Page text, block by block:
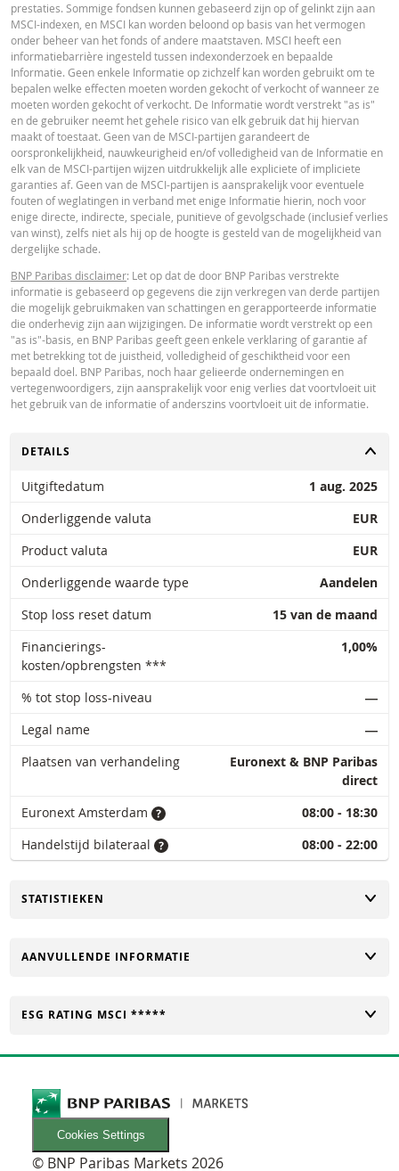
prestaties. Sommige fondsen kunnen gebaseerd zijn op of gelinkt zijn aan
MSCI-indexen, en MSCI kan worden beloond op basis van het vermogen
onder beheer van het fonds of andere maatstaven. MSCI heeft een
informatiebarrière ingesteld tussen indexonderzoek en bepaalde
Informatie. Geen enkele Informatie op zichzelf kan worden gebruikt om te
bepalen welke effecten moeten worden gekocht of verkocht of wanneer ze
moeten worden gekocht of verkocht. De Informatie wordt verstrekt "as is"
en de gebruiker neemt het gehele risico van elk gebruik dat hij hiervan
maakt of toestaat. Geen van de MSCI-partijen garandeert de
oorspronkelijkheid, nauwkeurigheid en/of volledigheid van de Informatie en
elk van de MSCI-partijen wijzen uitdrukkelijk alle expliciete of impliciete
garanties af. Geen van de MSCI-partijen is aansprakelijk voor eventuele
fouten of weglatingen in verband met enige Informatie hierin, noch voor
enige directe, indirecte, speciale, punitieve of gevolgschade (inclusief verlies
van winst), zelfs niet als hij op de hoogte is gesteld van de mogelijkheid van
dergelijke schade.
BNP Paribas disclaimer: Let op dat de door BNP Paribas verstrekte
informatie is gebaseerd op gegevens die zijn verkregen van derde partijen
die mogelijk gebruikmaken van schattingen en gerapporteerde informatie
die onderhevig zijn aan wijzigingen. De informatie wordt verstrekt op een
"as is"-basis, en BNP Paribas geeft geen enkele verklaring of garantie af
met betrekking tot de juistheid, volledigheid of geschiktheid voor een
bepaald doel. BNP Paribas, noch haar gelieerde ondernemingen en
vertegenwoordigers, zijn aansprakelijk voor enig verlies dat voortvloeit uit
het gebruik van de informatie of anderszins voortvloeit uit de informatie.
TOGGLE
DETAILS
Uitgiftedatum
1 aug. 2025
Onderliggende valuta
EUR
Product valuta
EUR
Onderliggende waarde type
Aandelen
Stop loss reset datum
15 van de maand
Financierings-
kosten/opbrengsten ***
1,00%
% tot stop loss-niveau
―
Legal name
―
Plaatsen van verhandeling
Euronext & BNP Paribas
direct
Euronext Amsterdam
08:00 - 18:30
Handelstijd bilateraal
08:00 - 22:00
TOGGLE
STATISTIEKEN
TOGGLE
AANVULLENDE INFORMATIE
TOGGLE
ESG RATING MSCI *****
Cookies Settings
© BNP Paribas Markets 2026